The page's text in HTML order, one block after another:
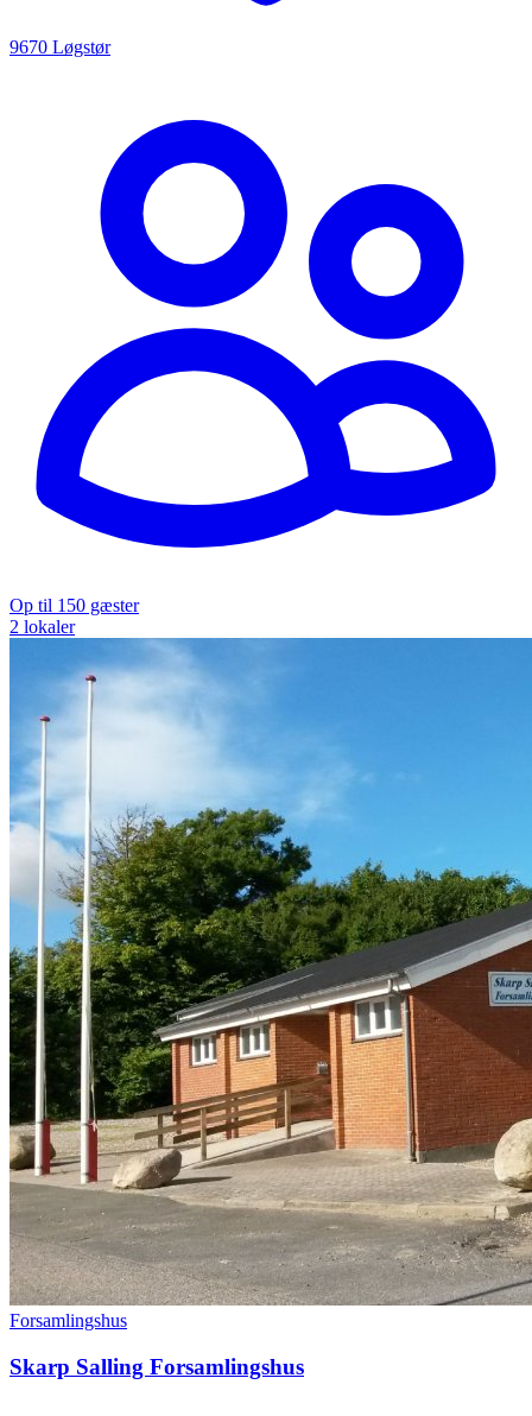
9670 Løgstør
Op til 150 gæster
2 lokaler
Forsamlingshus
Skarp Salling Forsamlingshus